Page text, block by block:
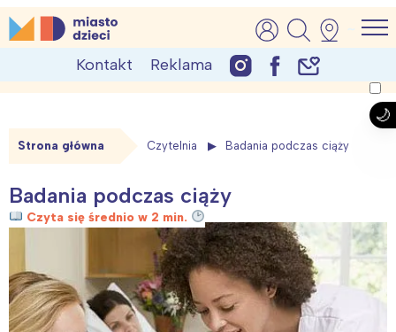
Skip
to
MiastoDzieci.pl
atrakcje dla dzieci, wydarzenia, imprezy rodzinne
Kontakt Reklama
Strona główna Czytelnia Badania podczas ciąży
Badania podczas ciąży
Czyta się średnio w 2 min.